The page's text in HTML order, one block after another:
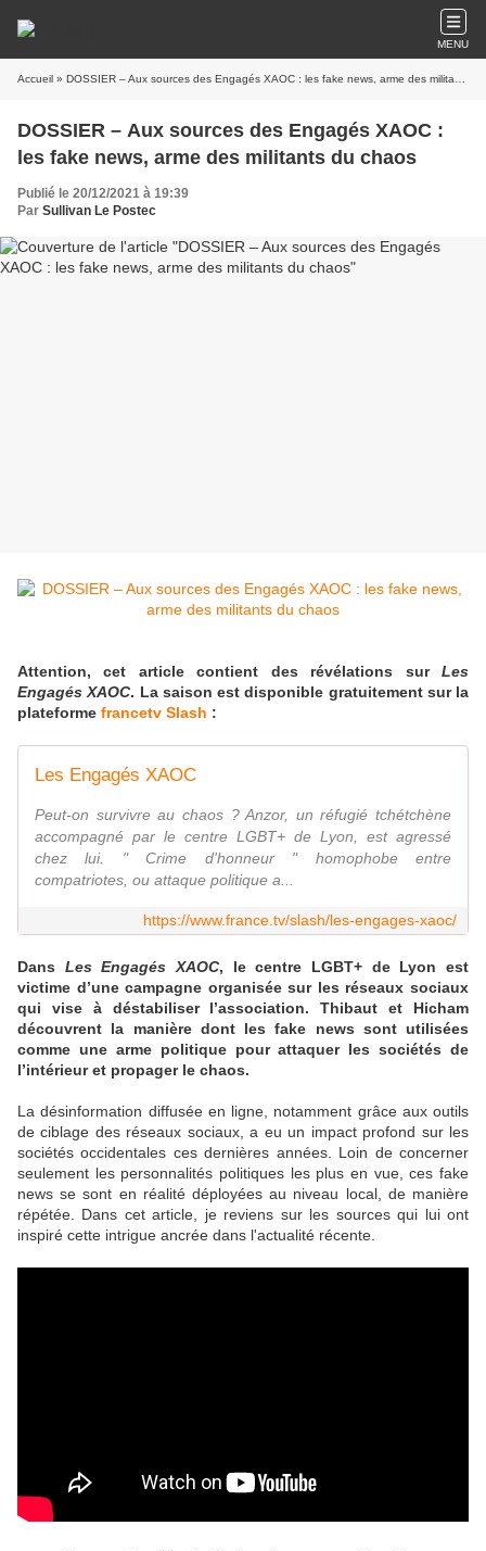
MENU
Accueil » DOSSIER – Aux sources des Engagés XAOC : les fake news, arme des militants du chaos
DOSSIER – Aux sources des Engagés XAOC :
les fake news, arme des militants du chaos
Publié le 20/12/2021 à 19:39
Par Sullivan Le Postec
Attention, cet article contient des révélations sur Les
Engagés XAOC. La saison est disponible gratuitement sur la
plateforme francetv Slash :
Les Engagés XAOC
Peut-on survivre au chaos ? Anzor, un réfugié tchétchène
accompagné par le centre LGBT+ de Lyon, est agressé
chez lui. " Crime d'honneur " homophobe entre
compatriotes, ou attaque politique a...
https://www.france.tv/slash/les-engages-xaoc/
Dans Les Engagés XAOC, le centre LGBT+ de Lyon est
victime d’une campagne organisée sur les réseaux sociaux
qui vise à déstabiliser l’association. Thibaut et Hicham
découvrent la manière dont les fake news sont utilisées
comme une arme politique pour attaquer les sociétés de
l’intérieur et propager le chaos.
La désinformation diffusée en ligne, notamment grâce aux outils
de ciblage des réseaux sociaux, a eu un impact profond sur les
sociétés occidentales ces dernières années. Loin de concerner
seulement les personnalités politiques les plus en vue, ces fake
news se sont en réalité déployées au niveau local, de manière
répétée. Dans cet article, je reviens sur les sources qui lui ont
inspiré cette intrigue ancrée dans l'actualité récente.